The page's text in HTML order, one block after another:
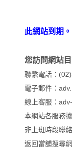
此網站到期。
您訪問網站
聯繫電話：
電子郵件：
線上客服：
本網站各服務
非上班時段聯
返回當舖搜尋